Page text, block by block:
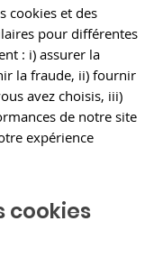
cookies et des
pour différentes
: i) assurer la
la fraude, ii) fournir
avez choisis, iii)
de notre site
expérience
cookies